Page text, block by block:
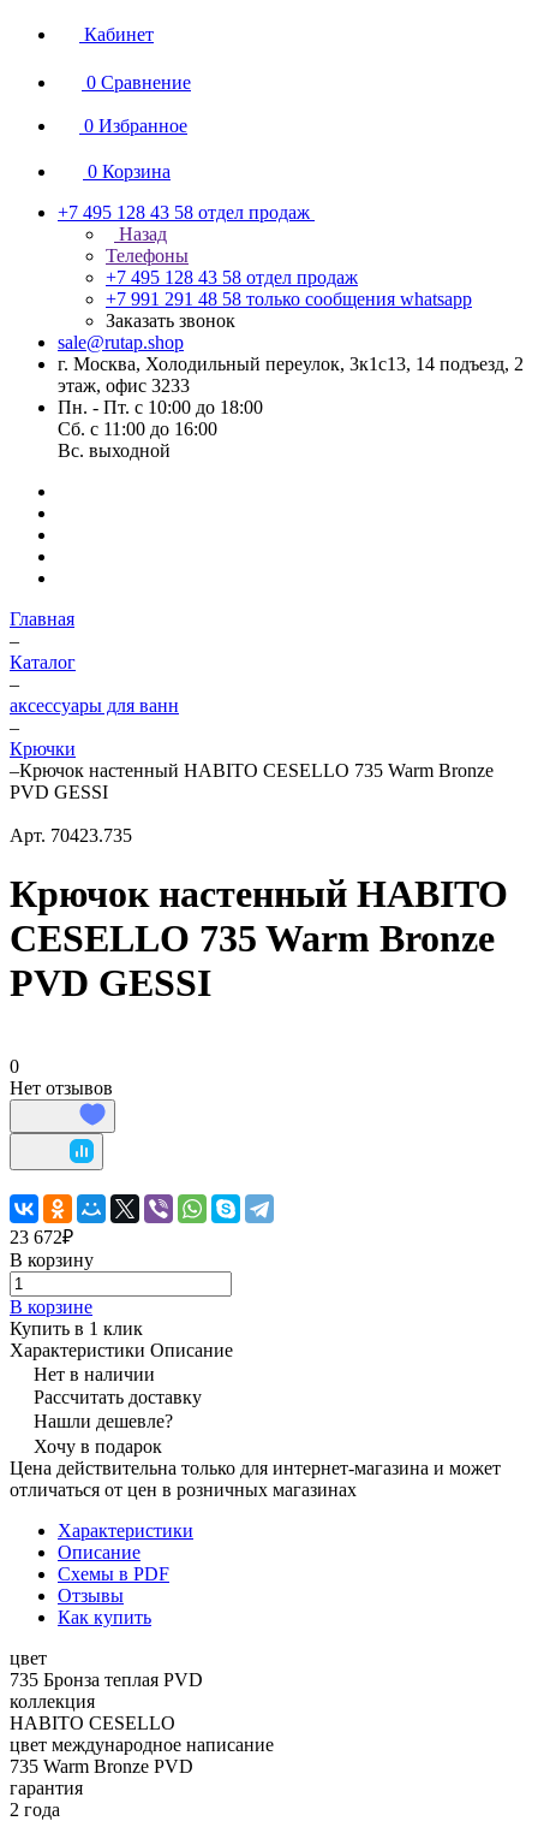
Кабинет
0 Сравнение
0 Избранное
0 Корзина
+7 495 128 43 58 отдел продаж
Назад
Телефоны
+7 495 128 43 58 отдел продаж
+7 991 291 48 58 только сообщения whatsapp
Заказать звонок
sale@rutap.shop
г. Москва, Холодильный переулок, 3к1с13, 14 подъезд, 2
этаж, офис 3233
Пн. - Пт. с 10:00 до 18:00
Сб. с 11:00 до 16:00
Вс. выходной
Главная
–
Каталог
–
аксессуары для ванн
–
Крючки
–Крючок настенный HABITO CESELLO 735 Warm Bronze
PVD GESSI
Арт. 70423.735
Крючок настенный HABITO
CESELLO 735 Warm Bronze
PVD GESSI
0
Нет отзывов
23 672₽
В корзину
В корзине
Купить в 1 клик
Характеристики Описание
Нет в наличии
Рассчитать доставку
Нашли дешевле?
Хочу в подарок
Цена действительна только для интернет-магазина и может
отличаться от цен в розничных магазинах
Характеристики
Описание
Схемы в PDF
Отзывы
Как купить
цвет
735 Бронза теплая PVD
коллекция
HABITO CESELLO
цвет международное написание
735 Warm Bronze PVD
гарантия
2 года